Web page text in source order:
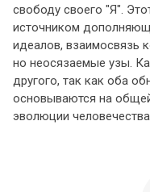
свободу своего "Я".
источником
идеалов, взаимосвязь
но неосязаемые узы.
другого, так как оба
основываются на
эволюции